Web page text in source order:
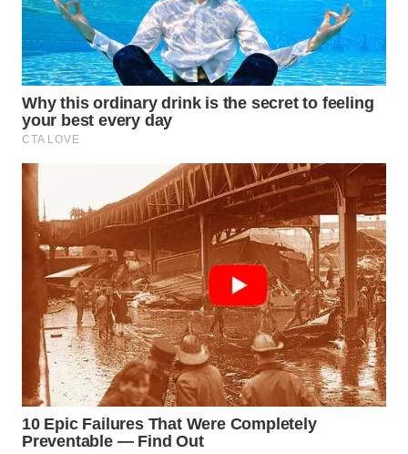
WAHANA
TANI
WAHANA
ADVOKAT
INFRASTRUKTUR
WAHANA
KONSUMEN
WAHANA
LISTRIK
WAHANA
TRAVEL
WAHANA